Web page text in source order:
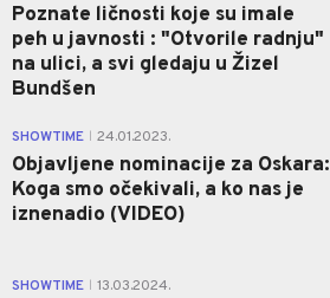
Poznate ličnosti koje su imale
peh u javnosti : "Otvorile radnju"
na ulici, a svi gledaju u Žizel
Bundšen
SHOWTIME 24.01.2023.
Objavljene nominacije za Oskara:
Koga smo očekivali, a ko nas je
iznenadio (VIDEO)
SHOWTIME 13.03.2024.